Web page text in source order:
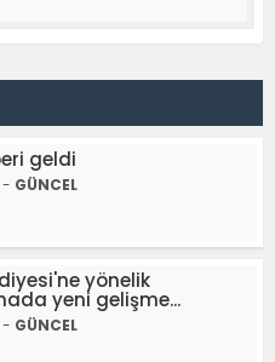
geldi
- GÜNCEL
yönelik
yeni gelişme...
- GÜNCEL